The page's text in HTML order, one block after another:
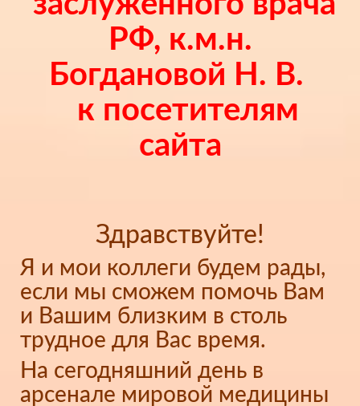
РФ, к.м.н.
Богдановой Н. В.
к посетителям
сайта
Здравствуйте!
Я и мои коллеги будем рады,
если мы сможем помочь Вам
и Вашим близким в столь
трудное для Вас время.
На сегодняшний день в
арсенале мировой медицины